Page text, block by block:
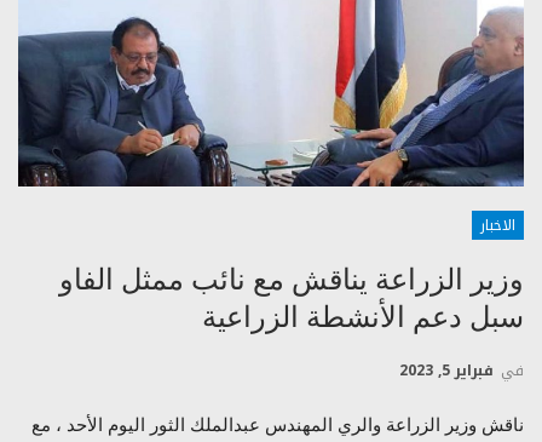
الاخبار
وزير الزراعة يناقش مع نائب ممثل الفاو
سبل دعم الأنشطة الزراعية
في فبراير 5, 2023
ناقش وزير الزراعة والري المهندس عبدالملك الثور اليوم الأحد ، مع